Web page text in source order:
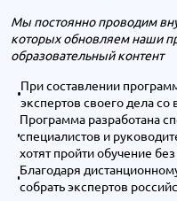
Мы постоянно проводим
которых обновляем наши
образовательный контент
При составлении
экспертов своего дела со
Программа разработана
специалистов и
хотят пройти обучение
Благодаря
собрать экспертов